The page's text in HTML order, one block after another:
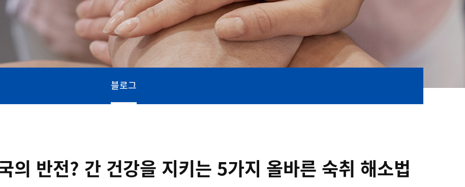
블로그
의 반전? 간 건강을 지키는 5가지 올바른 숙취 해소법